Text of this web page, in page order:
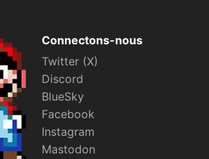
Connectons-nous
Twitter (X)
Discord
BlueSky
Facebook
Instagram
Mastodon